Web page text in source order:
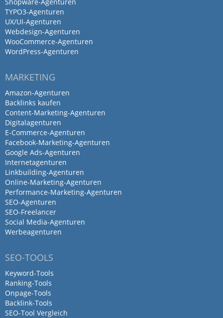
Wir arbeiten seit Jahren sehr gerne mit
Ideenhaus zusammen. Sie sind super
zuverlässig, schnell und inspirieren uns
immer wieder. Wir haben bereits
gemeinsam zum Leben erweckt und im
A fantastic team with great
energy and strong ideas. I work
here and…
von Fabian Baur · 2. Dezember 2025
A fantastic team with great energy and
strong ideas. I work here and genuinely
love the culture!
Working at IDEENHAUS gives me
a deep insight into how much
care and…
TYPO3-Agenturen
UX/UI-Agenturen
Webdesign-Agenturen
WooCommerce-Agenturen
WordPress-Agenturen
MARKETING
Amazon-Agenturen
Backlinks kaufen
Content-Marketing-Agenturen
Digitalagenturen
E-Commerce-Agenturen
Facebook-Marketing-Agenturen
Google Ads-Agenturen
Internetagenturen
Linkbuilding-Agenturen
Online-Marketing-Agenturen
Performance-Marketing-Agenturen
SEO-Agenturen
SEO-Freelancer
Social Media-Agenturen
Werbeagenturen
SEO-TOOLS
Keyword-Tools
Ranking-Tools
Onpage-Tools
Backlink-Tools
SEO-Tool Vergleich